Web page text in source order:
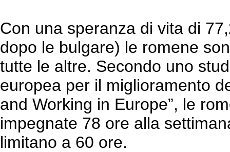
Con una speranza di vita di
dopo le bulgare) le romene
tutte le altre. Secondo uno
europea per il miglioramento
and Working in Europe”, le
impegnate 78 ore alla
limitano a 60 ore.